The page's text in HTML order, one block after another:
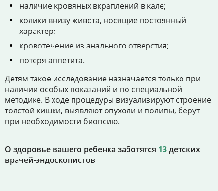
наличие кровяных вкраплений в кале;
колики внизу живота, носящие постоянный
характер;
кровотечение из анального отверстия;
потеря аппетита.
Детям такое исследование назначается только при
наличии особых показаний и по специальной
методике. В ходе процедуры визуализируют строение
толстой кишки, выявляют опухоли и полипы, берут
при необходимости биопсию.
О здоровье вашего ребенка заботятся 13детских
врачей-эндоскопистов